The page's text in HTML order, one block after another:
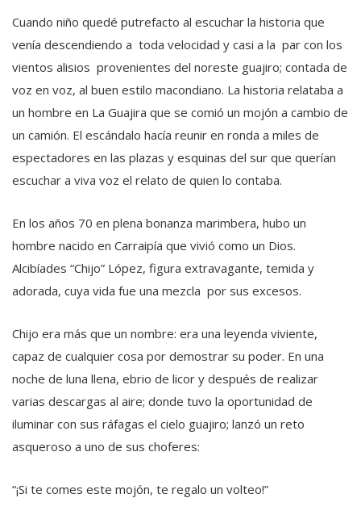
Cuando niño quedé putrefacto al escuchar la historia que
venía descendiendo a toda velocidad y casi a la par con los
vientos alisios provenientes del noreste guajiro; contada de
voz en voz, al buen estilo macondiano. La historia relataba a
un hombre en La Guajira que se comió un mojón a cambio de
un camión. El escándalo hacía reunir en ronda a miles de
espectadores en las plazas y esquinas del sur que querían
escuchar a viva voz el relato de quien lo contaba.
En los años 70 en plena bonanza marimbera, hubo un
hombre nacido en Carraipía que vivió como un Dios.
Alcibíades “Chijo” López, figura extravagante, temida y
adorada, cuya vida fue una mezcla por sus excesos.
Chijo era más que un nombre: era una leyenda viviente,
capaz de cualquier cosa por demostrar su poder. En una
noche de luna llena, ebrio de licor y después de realizar
varias descargas al aire; donde tuvo la oportunidad de
iluminar con sus ráfagas el cielo guajiro; lanzó un reto
asqueroso a uno de sus choferes:
“¡Si te comes este mojón, te regalo un volteo!”